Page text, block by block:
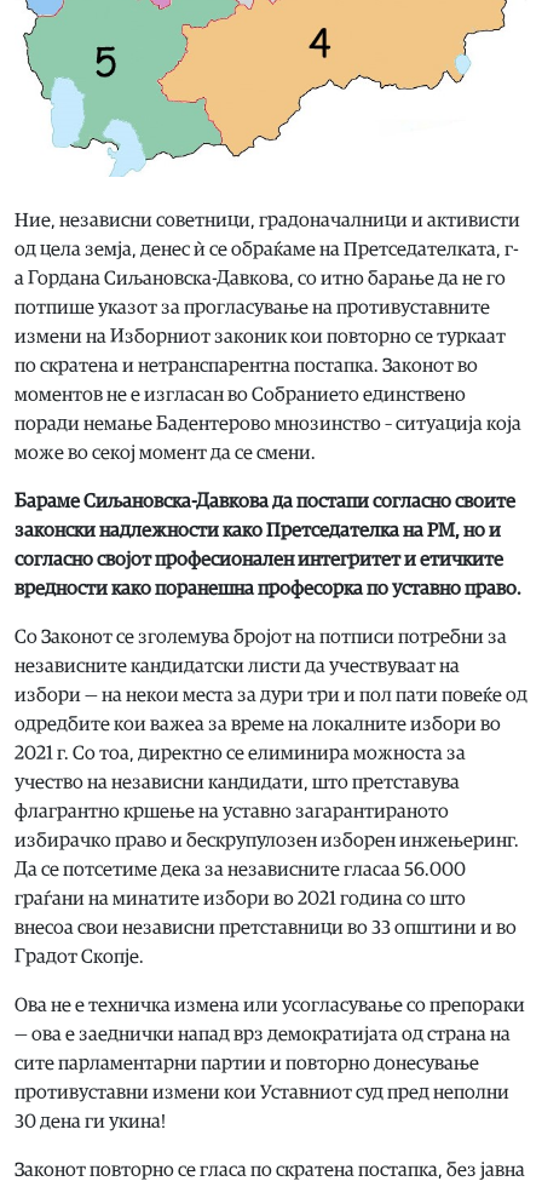
Ние, независни советници, градоначалници и активисти
од цела земја, денес ѝ се обраќаме на Претседателката, г-
а Гордана Сиљановска-Давкова, со итно барање да не го
потпише указот за прогласување на противуставните
измени на Изборниот законик кои повторно се туркаат
по скратена и нетранспарентна постапка. Законот во
моментов не е изгласан во Собранието единствено
поради немање Бадентерово мнозинство – ситуација која
може во секој момент да се смени.
Бараме Сиљановска-Давкова да постапи согласно своите
законски надлежности како Претседателка на РМ, но и
согласно својот професионален интегритет и етичките
вредности како поранешна професорка по уставно право.
Со Законот се зголемува бројот на потписи потребни за
независните кандидатски листи да учествуваат на
избори — на некои места за дури три и пол пати повеќе од
одредбите кои важеа за време на локалните избори во
2021 г. Со тоа, директно се елиминира можноста за
учество на независни кандидати, што претставува
флагрантно кршење на уставно загарантираното
избирачко право и бескрупулозен изборен инжењеринг.
Да се потсетиме дека за независните гласаа 56.000
граѓани на минатите избори во 2021 година со што
внесоа свои независни претставници во 33 општини и во
Градот Скопје.
Ова не е техничка измена или усогласување со препораки
— ова е заеднички напад врз демократијата од страна на
сите парламентарни партии и повторно донесување
противуставни измени кои Уставниот суд пред неполни
30 дена ги укина!
Законот повторно се гласа пo скратена постапка, без јавна